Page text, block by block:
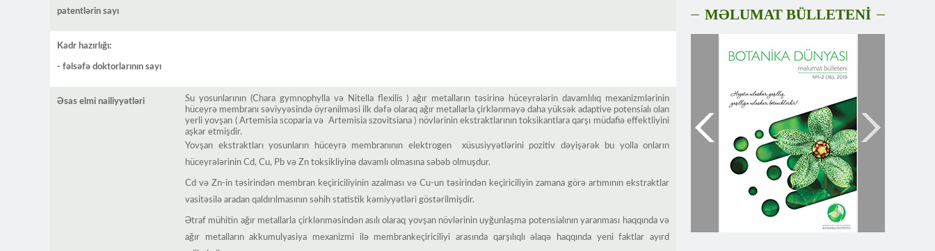
patentlərin sayı
Kadr hazırlığı:
- fəlsəfə doktorlarının sayı
Əsas elmi nailiyyətləri
Su yosunlarının (Chara gymnophylla və Nitella flexilis ) ağır metalların təsirinə hüceyrələrin davamlılıq mexanizmlərinin
hüceyrə membranı səviyyəsində öyrənilməsi ilk dəfə olaraq ağır metallarla çirklənməyə daha yüksək adaptive potensialı olan
yerli yovşan ( Artemisia scoparia və Artemisia szovitsiana ) növlərinin ekstraktlarının toksikantlara qarşı müdafiə effektliyini
aşkar etmişdir.
Yovşan ekstraktları yosunların hüceyrə membranının elektrogen xüsusiyyətlərini pozitiv dəyişərək bu yolla onların
hüceyrələrinin Cd, Cu, Pb və Zn toksikliyinə davamlı olmasına səbəb olmuşdur.
Cd və Zn-in təsirindən membran keçiriciliyinin azalması və Cu-un təsirindən keçiriciliyin zamana görə artımının ekstraktlar
vasitəsilə aradan qaldırılmasının səhih statistik kəmiyyətləri göstərilmişdir.
Ətraf mühitin ağır metallarla çirklənməsindən asılı olaraq yovşan növlərinin uyğunlaşma potensialının yaranması haqqında və
ağır metalların akkumulyasiya mexanizmi ilə membrankeçiriciliyi arasında qarşılıqlı əlaqə haqqında yeni faktlar ayırd
MƏLUMAT BÜLLETENİ